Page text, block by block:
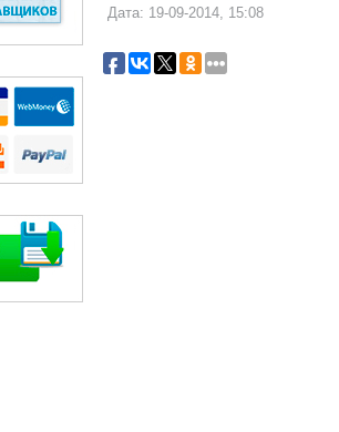
Дата: 19-09-2014, 15:08